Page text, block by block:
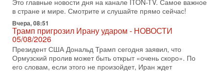
разгорается громкий конфликт.
Трамп готовит удар по Ирану - НОВОСТИ 30/07/2026
Президент США Дональд Трамп сегодня рассматривает
возможность масштабной военной операции против Ирана
после ракетной атаки на американскую базу в
29-07-2026, 18:28
Это главные новости дня на канале ITON-TV. Самое важное
в стране и мире. Смотрите и слушайте прямо сейчас!
Вчера, 08:51
Трамп пригрозил Ирану ударом - НОВОСТИ
05/08/2026
Президент США Дональд Трамп сегодня заявил, что
Ормузский пролив может быть открыт «очень скоро». По
его словам, если этого не произойдет, Иран ждет